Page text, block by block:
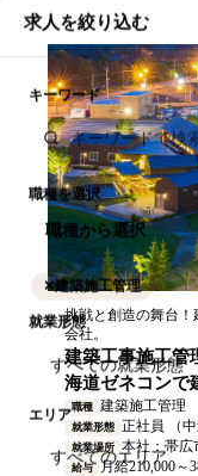
求人を絞り込む
キーワード
職種を選択
職種から選択
✕建築施工管理
就業形態
エリア
挑戦と創造の舞台
会社。
建築工事施工管
海道ゼネコンで
職種 建築施工管理
就業形態 正社員 （中
就業場所 本社：帯広
給与 月給210,000～